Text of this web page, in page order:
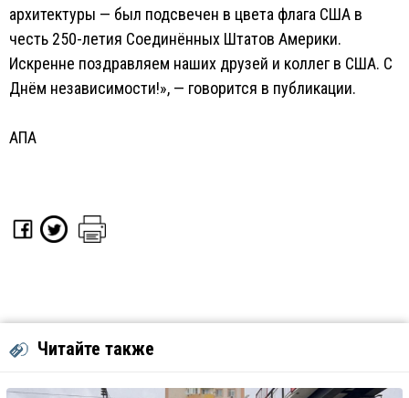
архитектуры — был подсвечен в цвета флага США в
честь 250-летия Соединённых Штатов Америки.
Искренне поздравляем наших друзей и коллег в США. С
Днём независимости!», — говорится в публикации.
АПА
Читайте также